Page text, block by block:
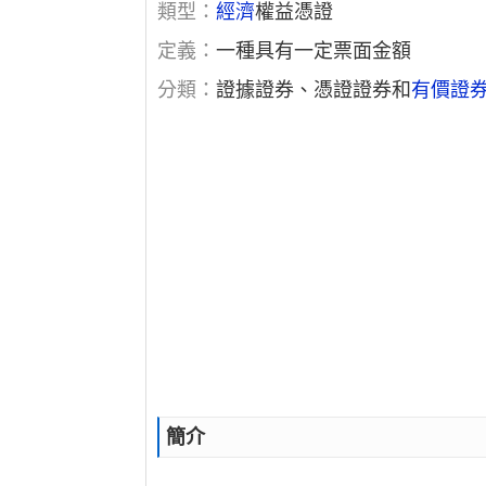
類型：經濟權益憑證
定義：一種具有一定票面金額
分類：證據證券、憑證證券和 有價證
簡介